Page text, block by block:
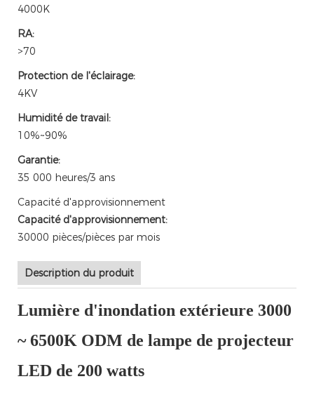
4000K
RA:
>70
Protection de l'éclairage:
4KV
Humidité de travail:
10%~90%
Garantie:
35 000 heures/3 ans
Capacité d'approvisionnement
Capacité d'approvisionnement:
30000 pièces/pièces par mois
Description du produit
Lumière d'inondation extérieure 3000
~ 6500K ODM de lampe de projecteur
LED de 200 watts